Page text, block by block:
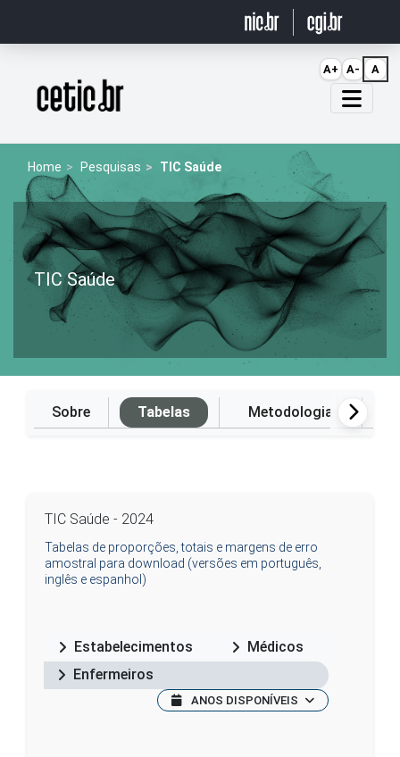
Página inicial
Home Pesquisas TIC Saúde
TIC Saúde
Sobre Tabelas Metodologia
TIC Saúde - 2024
Tabelas de proporções, totais e margens de erro
amostral para download (versões em português,
inglês e espanhol)
Estabelecimentos
Médicos
Enfermeiros
ANOS DISPONÍVEIS
A+ A- A